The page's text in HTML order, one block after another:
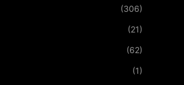
(306)
(21)
(62)
(1)